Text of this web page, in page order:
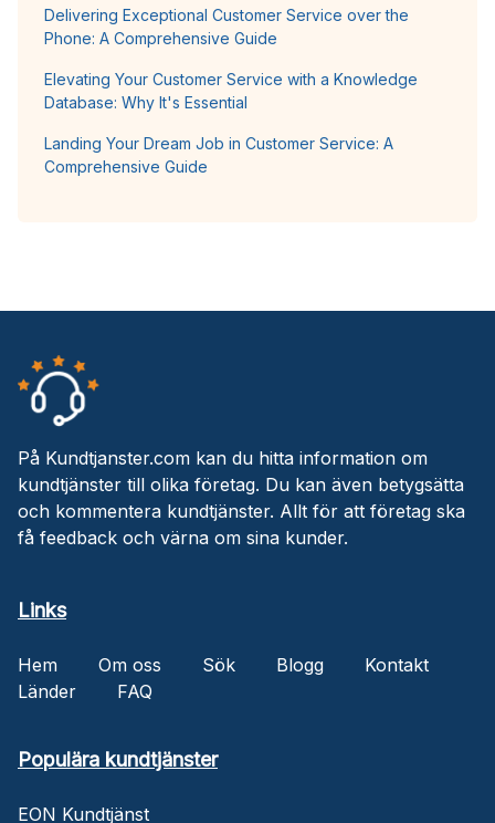
Delivering Exceptional Customer Service over the
Phone: A Comprehensive Guide
Elevating Your Customer Service with a Knowledge
Database: Why It's Essential
Landing Your Dream Job in Customer Service: A
Comprehensive Guide
På Kundtjanster.com kan du hitta information om
kundtjänster till olika företag. Du kan även betygsätta
och kommentera kundtjänster. Allt för att företag ska
få feedback och värna om sina kunder.
Links
Hem Om oss Sök Blogg
Kontakt
Länder
FAQ
Populära kundtjänster
EON Kundtjänst